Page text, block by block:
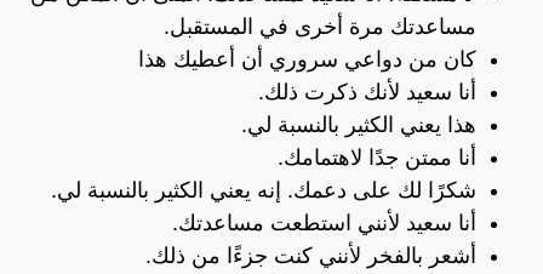
مساعدتك مرة أخرى في المستقبل.
كان من دواعي سروري أن أعطيك هذا
أنا سعيد لأنك ذكرت ذلك.
هذا يعني الكثير بالنسبة لي.
أنا ممتن جدًا لاهتمامك.
شكرًا لك على دعمك. إنه يعني الكثير بالنسبة لي.
أنا سعيد لأنني استطعت مساعدتك.
أشعر بالفخر لأنني كنت جزءًا من ذلك.